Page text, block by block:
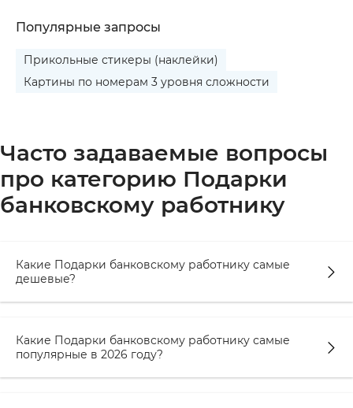
Популярные запросы
Прикольные стикеры (наклейки)
Картины по номерам 3 уровня сложности
Часто задаваемые вопросы
про категорию Подарки
банковскому работнику
Какие Подарки банковскому работнику самые
дешевые?
Какие Подарки банковскому работнику самые
популярные в 2026 году?